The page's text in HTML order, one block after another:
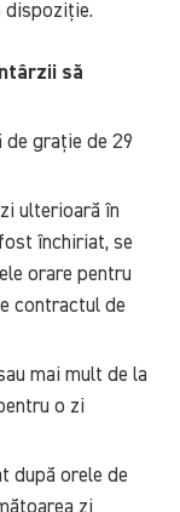
dispoziție.
să
de grație de 29
ulterioară în
închiriat, se
orare pentru
contractul de
mai mult de la
o zi
după orele de
zi